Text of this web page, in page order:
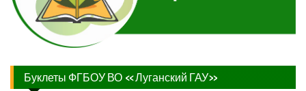
Буклеты ФГБОУ ВО «Луганский ГАУ»